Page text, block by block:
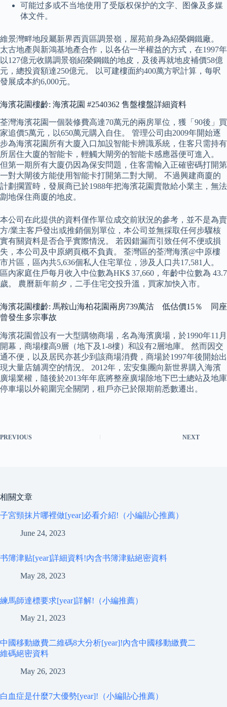
可能过多或不当地使用了受版权保护的文字、图像及多媒
体文件。
維景灣畔地段屬新界西貢區調景嶺，屋苑前身為紹榮鋼鐵廠。
太古地產與新鴻基地產合作，以各佔一半權益的方式，在1997年
以127億元收購調景嶺紹榮鋼鐵的地皮，及後再就地皮補價58億
元，總投資額達250億元。 以可建樓面約400萬方呎計算，每呎
發展成本約6,000元。
海濱花園樓齡: 海濱花園 #2540362 售盤樓盤詳細資料
荃灣海濱花園一個裝修費高達70萬元的兩房單位，獲「90後」買
家追價5萬元，以650萬元購入自住。 管理公司由2009年開始逐
步為海濱花園所有大廈入口加設智能卡辨識系統，住客只需持有
所居住大廈的智能卡，輕觸大閘旁的智能卡感應器便可進入。
但第一期所有大廈仍因為保安問題，住客需輸入正確密碼打開第
一對大閘後方能使用智能卡打開第二對大閘。 不過興建商廈的
計劃擱置時，發展商已於1988年把海濱花園賣散給小業主，無法
劏地保住商廈的地皮。
本公司在此提供的資料僅作單位成交前狀況的參考，並不是為賣
方/業主客戶發出或推銷個別單位，本公司並無採取任何步驟核
實有關資料是否合乎實際情況。 若因錯漏而引致任何不便或損
失，本公司及中原網頁概不負責。 荃灣區的荃灣海濱@中原樓
市片區，區內共5,636個私人住宅單位，涉及人口共17,581人。
區內家庭住戶每月收入中位數為HK$ 37,660，年齡中位數為 43.7
歲。 農曆新年前夕，二手住宅交投升溫，買家加快入市。
海濱花園樓齡: 馬鞍山海柏花園兩房739萬沽 低估價15％ 同座
曾發生多宗事故
海濱花園曾設有一大型購物商場，名為海濱廣場，於1990年11月
開幕，商場樓高9層（地下及1-8樓）和設有2層地庫。 然而因交
通不便，以及居民亦甚少到該商場消費，商場於1997年後開始出
現大量店舖凋空的情況。 2012年，宏安集團向新世界購入海濱
廣場業權，隨後於2013年年底將整座廣場除地下巴士總站及地庫
停車場以外範圍完全關閉，租戶亦已於限期前悉數遷出。
PREVIOUS NEXT
相關文章
子宮頸抹片哪裡做[year]必看介紹!（小編貼心推薦）
June 24, 2023
书簿津贴[year]詳細資料!內含书簿津贴絕密資料
May 28, 2023
練馬師達標要求[year]詳解!（小編推薦）
May 21, 2023
中國移動繳費二維碼8大分析[year]!內含中國移動繳費二
維碼絕密資料
May 26, 2023
白血症是什麼7大優勢[year]!（小編貼心推薦）